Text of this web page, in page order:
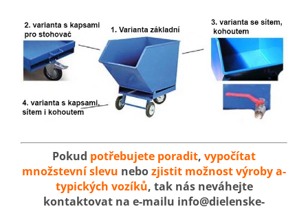
Pokud potřebujete poradit, vypočítat
množstevní slevu nebozjistit možnost výroby a-
typických vozíků, tak nás neváhejte
kontaktovat na e-mailu info@dielenske-